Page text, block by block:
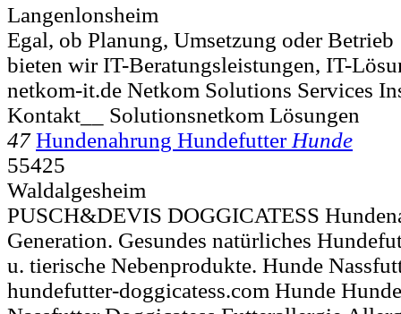
Langenlonsheim
Egal, ob Planung, Umsetzung oder
bieten wir IT-Beratungsleistungen, IT-
netkom-it.de Netkom Solutions Services
Kontakt__ Solutionsnetkom Lösungen
47 Hundenahrung Hundefutter Hunde
55425
Waldalgesheim
PUSCH&DEVIS DOGGICATESS
Generation. Gesundes natürliches
u. tierische Nebenprodukte. Hunde
hundefutter-doggicatess.com Hunde